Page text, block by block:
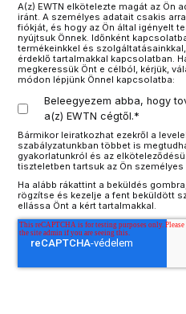
A(z) EWTN elkötelezte magát az Ön
iránt. A személyes adatait csakis
fiókját, és hogy az Ön által igényelt
nyújtsuk Önnek. Időnként
termékeinkkel és
érdeklő tartalmakkal kapcsolatban.
megkeressük Önt e célból, kérjük,
módon lépjünk Önnel kapcsolatba:
Beleegyezem abba, hogy
a(z) EWTN cégtől.*
Bármikor leiratkozhat ezekről a
szabályzatunkban többet is
gyakorlatunkról és az
tiszteletben tartsuk az Ön személyes
Ha alább rákattint a beküldés
rögzítse és kezelje a fent beküldött
ellássa Önt a kért tartalmakkal.